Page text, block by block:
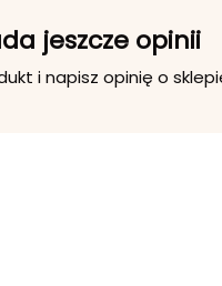
jeszcze opinii
i napisz opinię o